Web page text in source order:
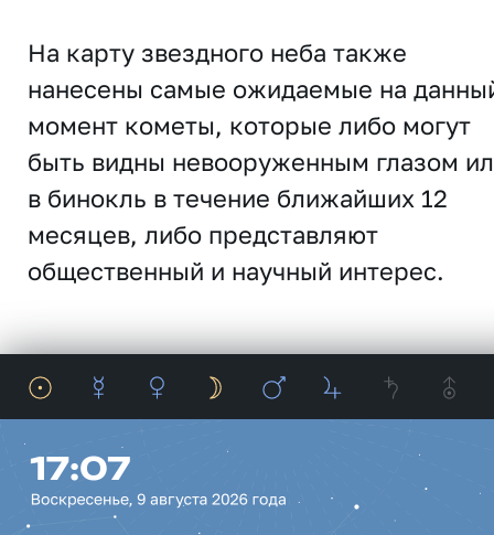
На карту звездного неба также
нанесены самые ожидаемые на
момент кометы, которые либо могут
быть видны невооруженным глазом
в бинокль в течение ближайших 12
месяцев, либо представляют
общественный и научный интерес.